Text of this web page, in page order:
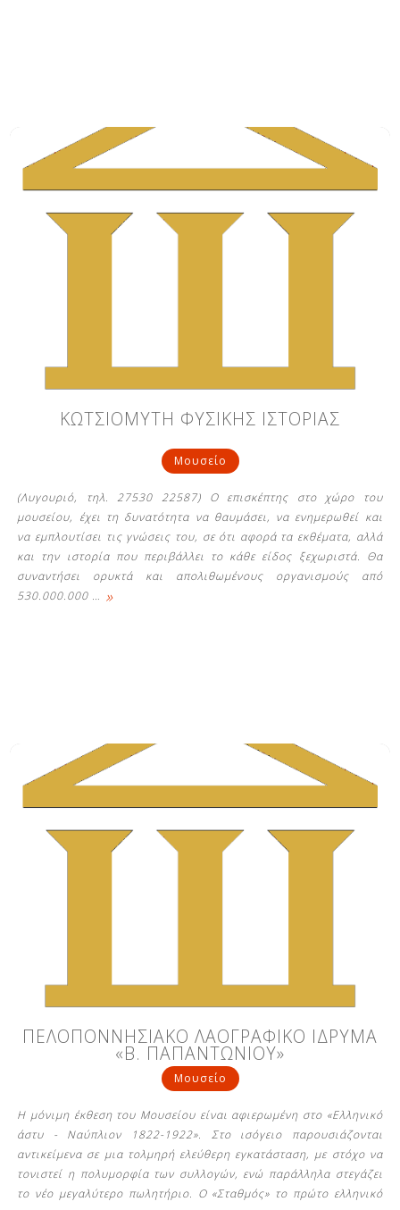
ΚΩΤΣΙΟΜΥΤΗ ΦΥΣΙΚΗΣ ΙΣΤΟΡΙΑΣ
Μουσείο
(Λυγουριό, τηλ. 27530 22587) Ο επισκέπτης στο χώρο του
μουσείου, έχει τη δυνατότητα να θαυμάσει, να ενημερωθεί και
να εμπλουτίσει τις γνώσεις του, σε ότι αφορά τα εκθέματα, αλλά
και την ιστορία που περιβάλλει το κάθε είδος ξεχωριστά. Θα
συναντήσει ορυκτά και απολιθωμένους οργανισμούς από
530.000.000 … »
ΠΕΛΟΠΟΝΝΗΣΙΑΚΟ ΛΑΟΓΡΑΦΙΚΟ ΙΔΡΥΜΑ
«Β. ΠΑΠΑΝΤΩΝΙΟΥ»
Μουσείο
Η μόνιμη έκθεση του Μουσείου είναι αφιερωμένη στο «Ελληνικό
άστυ - Ναύπλιον 1822-1922». Στο ισόγειο παρουσιάζονται
αντικείμενα σε μια τολμηρή ελεύθερη εγκατάσταση, με στόχο να
τονιστεί η πολυμορφία των συλλογών, ενώ παράλληλα στεγάζει
το νέο μεγαλύτερο πωλητήριο. Ο «Σταθμός» το πρώτο ελληνικό